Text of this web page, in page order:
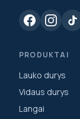
PRODUKTAI
Lauko durys
Vidaus durys
Langai